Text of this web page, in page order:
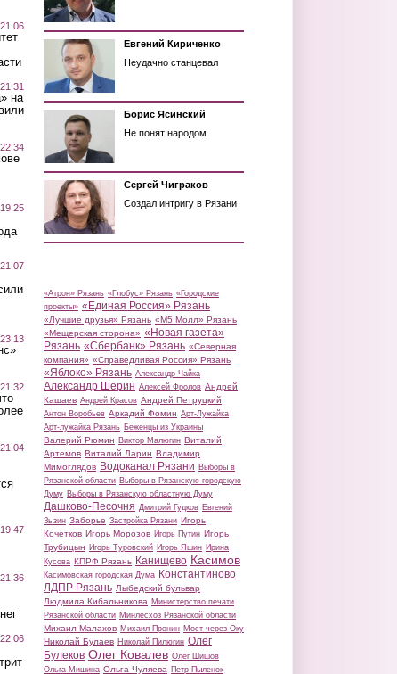
на
Евгений Кириченко
Неудачно станцевал
Борис Ясинский
Не понят народом
Сергей Чиграков
Создал интригу в Рязани
«Атрон» Рязань «Глобус» Рязань «Городские
проекты» «Единая Россия» Рязань
«Лучшие друзья» Рязань «М5 Молл» Рязань
«Мещерская сторона» «Новая газета»
Рязань «Сбербанк» Рязань «Северная
компания» «Справедливая Россия» Рязань
«Яблоко» Рязань Александр Чайка
Александр Шерин Алексей Фролов Андрей
Кашаев Андрей Красов Андрей Петруцкий
Антон Воробьев Аркадий Фомин Арт-Лужайка
Арт-лужайка Рязань Беженцы из Украины
Валерий Рюмин Виктор Малюгин Виталий
Артемов Виталий Ларин Владимир
Мимоглядов Водоканал Рязани Выборы в
Рязанской области Выборы в Рязанскую городскую
Думу Выборы в Рязанскую областную Думу
Дашково-Песочня Дмитрий Гудков Евгений
Зызин Заборье Застройка Рязани Игорь
Кочетков Игорь Морозов Игорь Путин Игорь
Трубицын Игорь Туровский Игорь Яшин Ирина
Кусова КПРФ Рязань Канищево Касимов
Касимовская городская Дума Константиново
ЛДПР Рязань Лыбедский бульвар
Людмила Кибальникова Министерство печати
Рязанской области Минлесхоз Рязанской области
Михаил Малахов Михаил Пронин Мост через Оку
Николай Булаев Николай Пилюгин Олег
Булеков Олег Ковалев Олег Шишов
Ольга Мишина Ольга Чуляева Петр Пыленок